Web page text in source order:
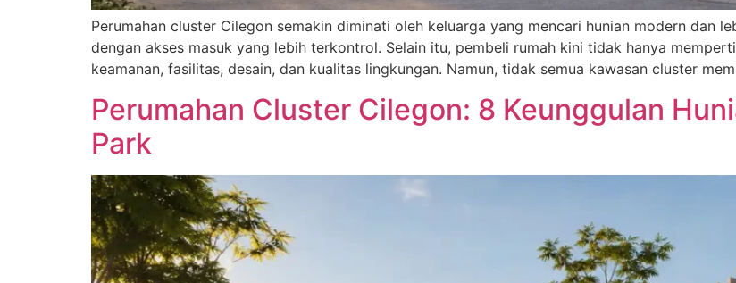
Perumahan cluster Cilegon semakin diminati oleh keluarga yang mencari hunian modern dan
dengan akses masuk yang lebih terkontrol. Selain itu, pembeli rumah kini tidak hanya
keamanan, fasilitas, desain, dan kualitas lingkungan. Namun, tidak semua kawasan cluster
Perumahan Cluster Cilegon: 8 Keunggulan
Park